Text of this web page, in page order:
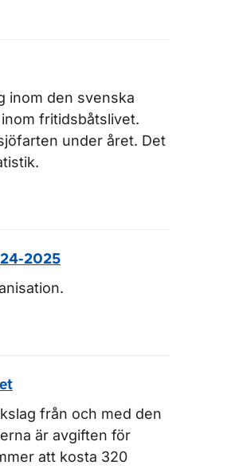
inom den svenska
fritidsbåtslivet.
under året. Det
2025
från och med den
är avgiften för
att kosta 320